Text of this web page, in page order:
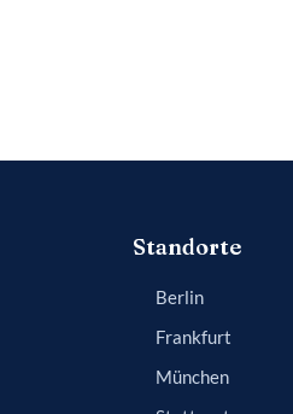
Standorte
Berlin
Frankfurt
München